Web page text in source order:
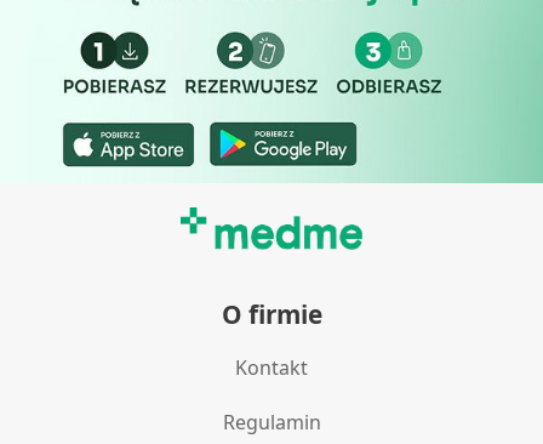
O firmie
Kontakt
Regulamin